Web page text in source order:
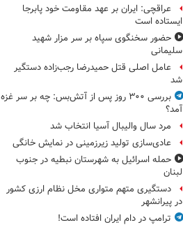
عراقچی: ایران بر عهد مقاومت خود پابرجا
ایستاده است
حضور سخنگوی سپاه بر سر مزار شهید
سلیمانی
عامل اصلی قتل حمیدرضا رجب‌زاده دستگیر
شد
بررسی ۳۰۰ روز پس از آتش‌بس: چه بر سر غزه
آمد؟
مرد سال والیبال آسیا انتخاب شد
عادی‌سازی تولید زیرزمینی در نمایش خانگی
حمله اسرائیل به شهرستان نبطیه در جنوب
لبنان
دستگیری متهم متواری مخل نظام ارزی کشور
در پیرانشهر
ترامپ در دام ایران افتاده است!